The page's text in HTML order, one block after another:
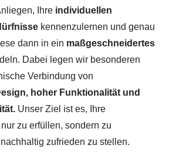
Ihre individuellen
kennenzulernen und genau
dann in ein maßgeschneidertes
Dabei legen wir besonderen
Verbindung von
hoher Funktionalität und
Unser Ziel ist es, Ihre
zu erfüllen, sondern zu
zufrieden zu stellen.